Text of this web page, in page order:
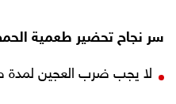
سر نجاح تحضير طعمية
لا يجب ضرب العجين لمدة